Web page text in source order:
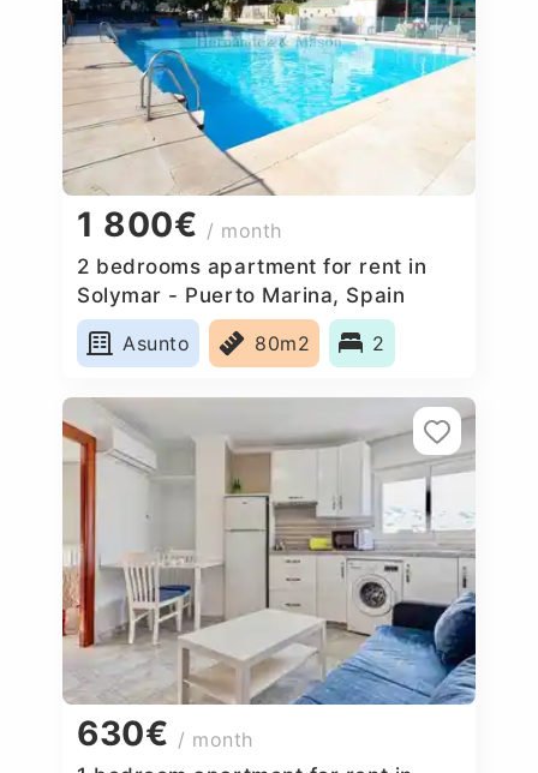
1 800€ / month
2 bedrooms apartment for rent in
Solymar - Puerto Marina, Spain
Asunto
80m2 2
630€ / month